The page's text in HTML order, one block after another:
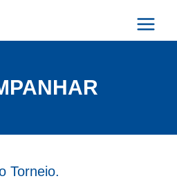
Torneio.